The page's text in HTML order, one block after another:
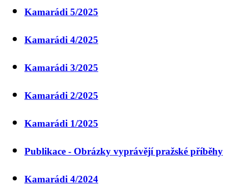
Kamarádi 5/2025
Kamarádi 4/2025
Kamarádi 3/2025
Kamarádi 2/2025
Kamarádi 1/2025
Publikace - Obrázky vyprávějí pražské příběhy
Kamarádi 4/2024